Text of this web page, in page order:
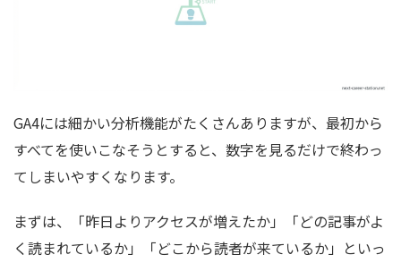
GA4には細かい分析機能がたくさんありますが、最初から
すべてを使いこなそうとすると、数字を見るだけで終わっ
てしまいやすくなります。
まずは、「昨日よりアクセスが増えたか」「どの記事がよ
く読まれているか」「どこから読者が来ているか」といっ